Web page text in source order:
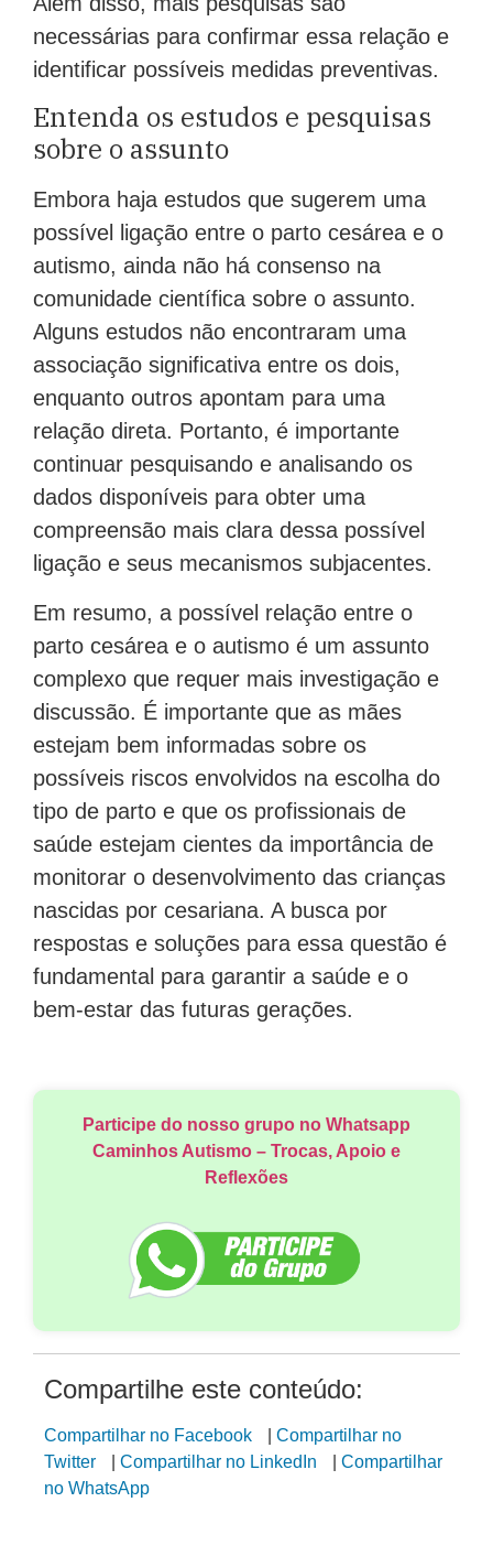
necessárias para confirmar essa relação e
identificar possíveis medidas preventivas.
Entenda os estudos e pesquisas
sobre o assunto
Embora haja estudos que sugerem uma
possível ligação entre o parto cesárea e o
autismo, ainda não há consenso na
comunidade científica sobre o assunto.
Alguns estudos não encontraram uma
associação significativa entre os dois,
enquanto outros apontam para uma
relação direta. Portanto, é importante
continuar pesquisando e analisando os
dados disponíveis para obter uma
compreensão mais clara dessa possível
ligação e seus mecanismos subjacentes.
Em resumo, a possível relação entre o
parto cesárea e o autismo é um assunto
complexo que requer mais investigação e
discussão. É importante que as mães
estejam bem informadas sobre os
possíveis riscos envolvidos na escolha do
tipo de parto e que os profissionais de
saúde estejam cientes da importância de
monitorar o desenvolvimento das crianças
nascidas por cesariana. A busca por
respostas e soluções para essa questão é
fundamental para garantir a saúde e o
bem-estar das futuras gerações.
Participe do nosso grupo no Whatsapp
Caminhos Autismo – Trocas, Apoio e
Reflexões
Compartilhe este conteúdo:
Compartilhar no Facebook
Compartilhar no
Twitter
Compartilhar no LinkedIn
Compartilhar
no WhatsApp